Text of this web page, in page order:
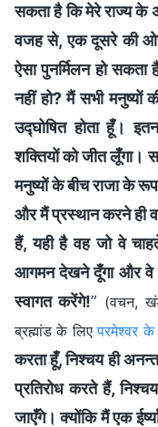
सकता है कि मेरे राज्य के
वजह से, एक दूसरे की
ऐसा पुनर्मिलन हो
नहीं हो? मैं सभी मनुष्यों
उद्घोषित होता हूँ।
शक्तियों को जीत लूँगा।
मनुष्यों के बीच राजा के
और मैं प्रस्थान करने ही
हैं, यही है वह जो वे
आगमन देखने दूँगा और वे
स्वागत करेंगे!” (वचन,
ब्रह्मांड के लिएपरमेश्वर
करता हूँ, निश्चय ही
प्रतिरोध करते हैं,
जाएँगे। क्योंकि मैं एक